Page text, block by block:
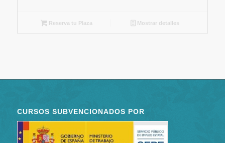
Reserva tu Plaza Mostrar detalles
CURSOS SUBVENCIONADOS POR